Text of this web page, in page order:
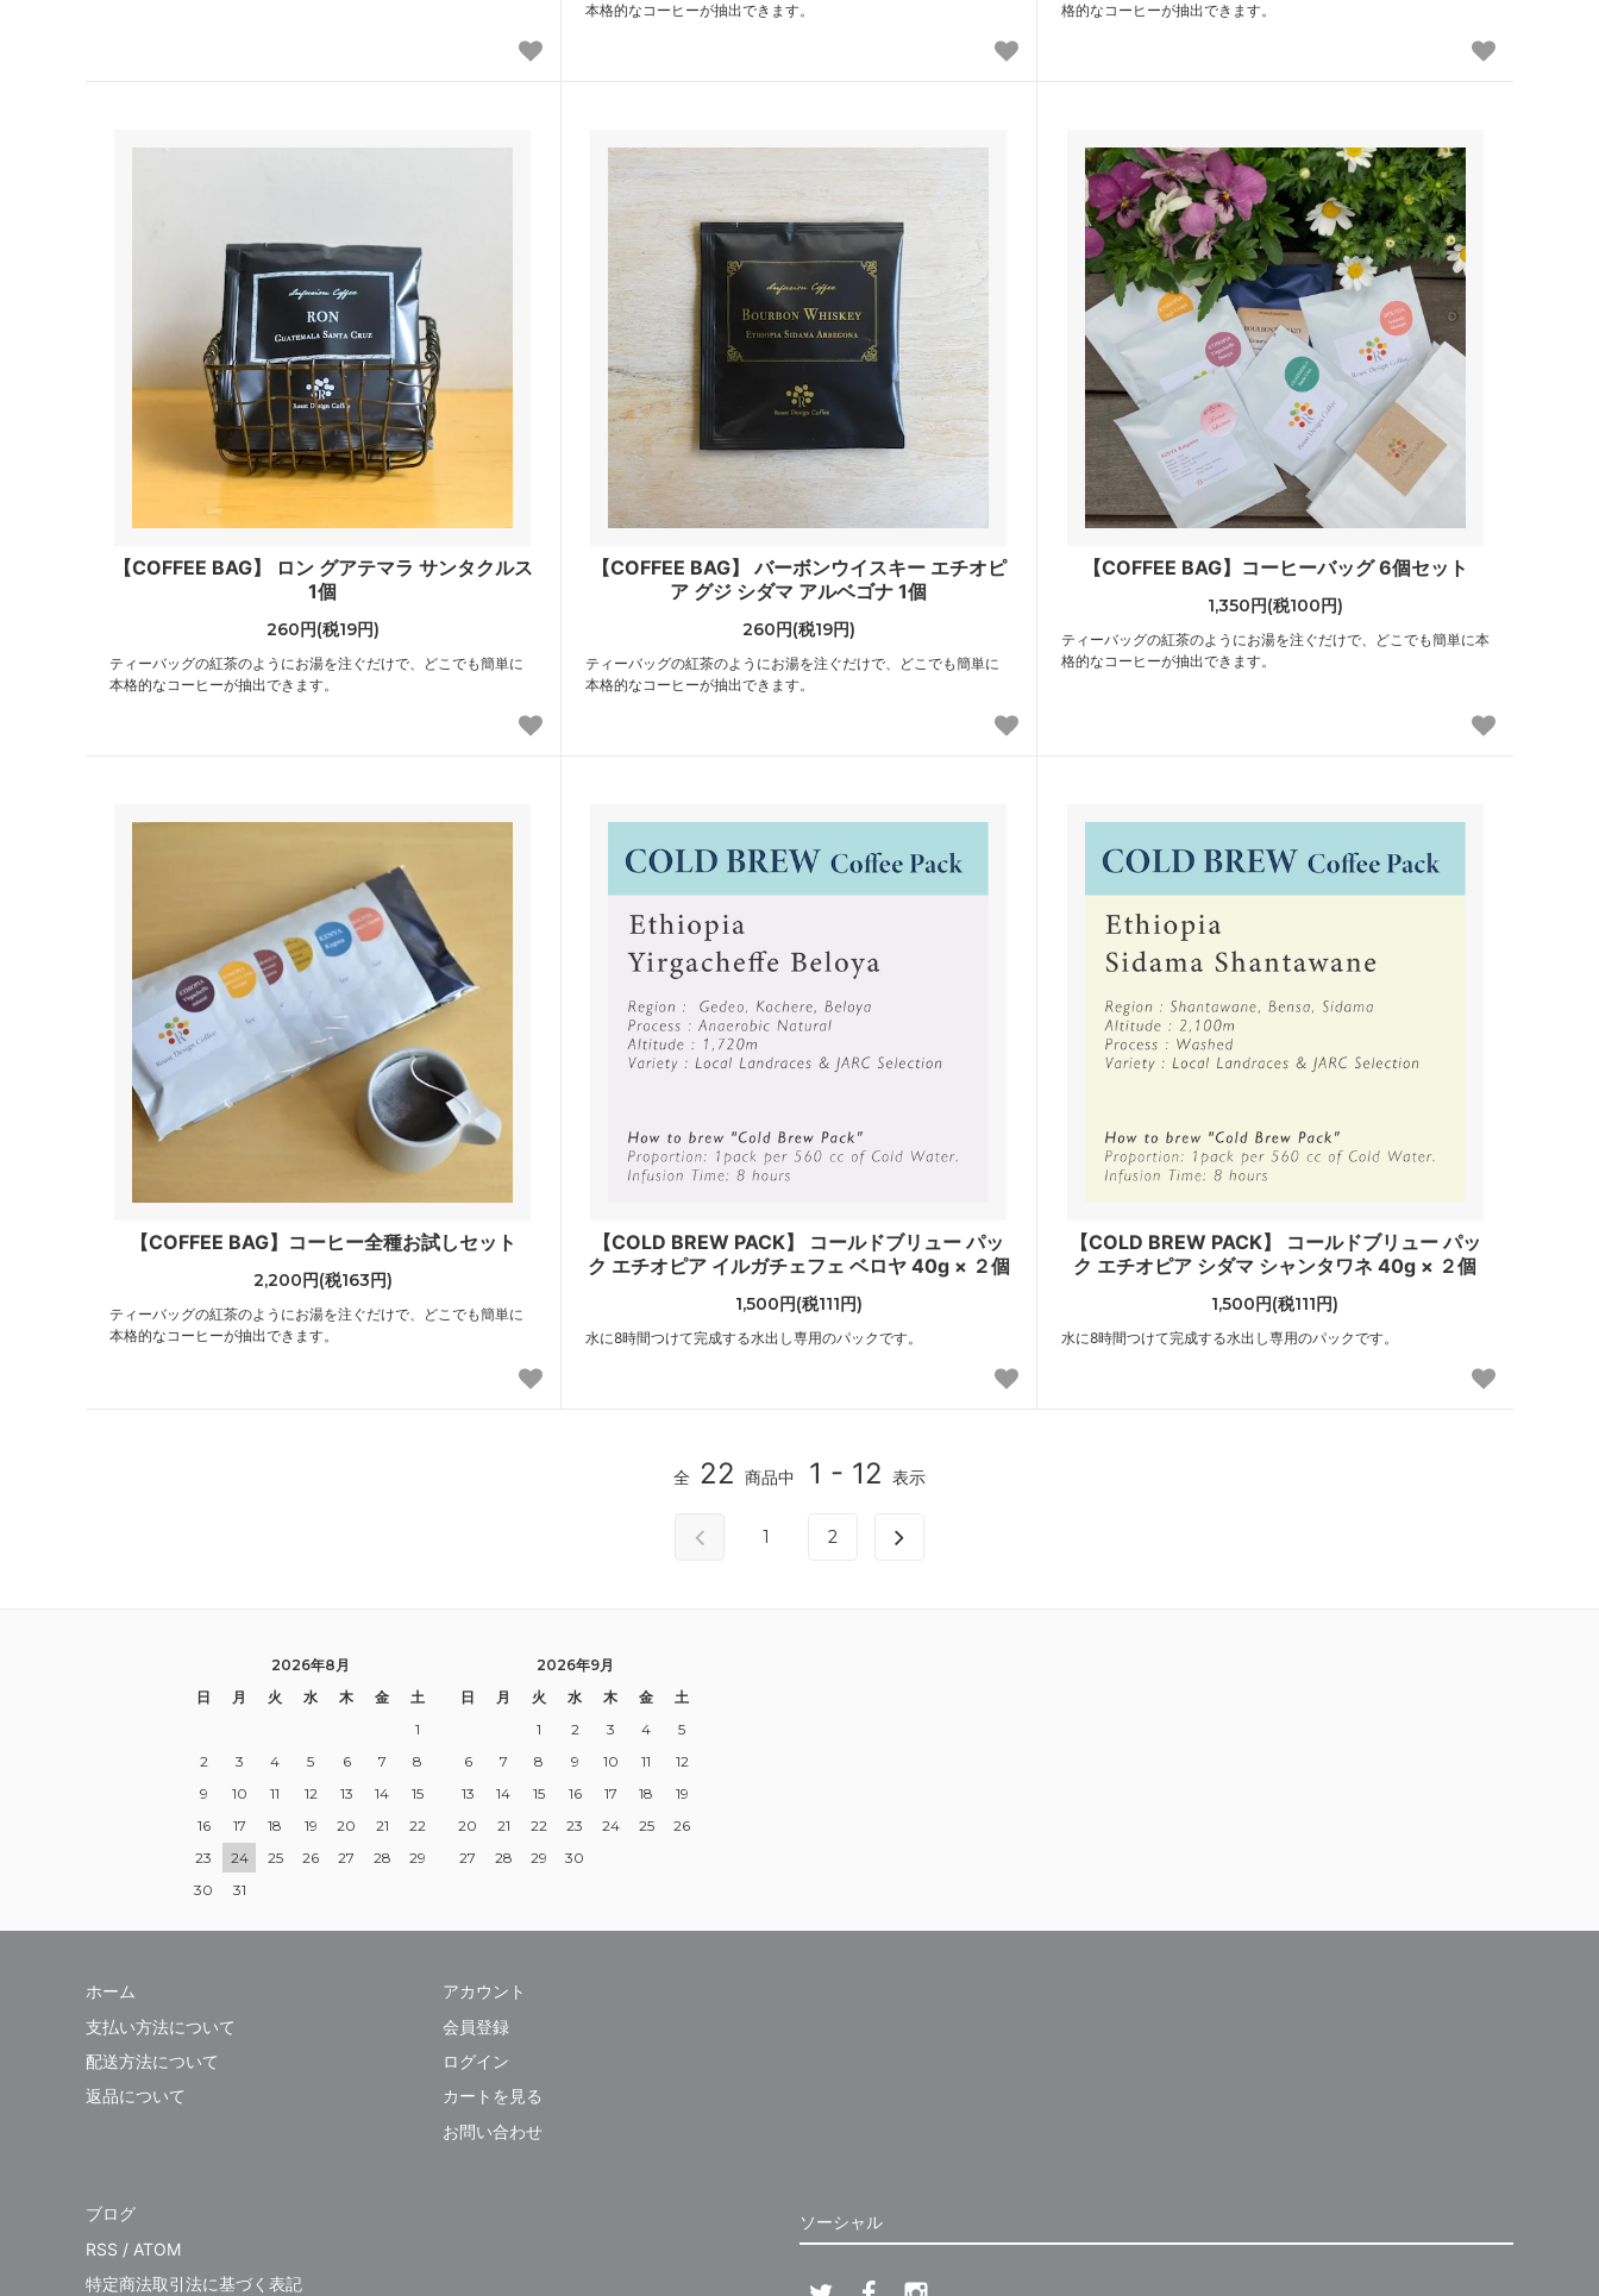
本格的なコーヒーが抽出できます。
格的なコーヒーが抽出できます。
【COFFEE BAG】 ロン グアテマラ サンタクルス
1個
260円(税19円)
ティーバッグの紅茶のようにお湯を注ぐだけで、どこでも簡単に
本格的なコーヒーが抽出できます。
【COFFEE BAG】 バーボンウイスキー エチオピ
ア グジ シダマ アルベゴナ 1個
260円(税19円)
ティーバッグの紅茶のようにお湯を注ぐだけで、どこでも簡単に
本格的なコーヒーが抽出できます。
【COFFEE BAG】コーヒーバッグ 6個セット
1,350円(税100円)
ティーバッグの紅茶のようにお湯を注ぐだけで、どこでも簡単に本
格的なコーヒーが抽出できます。
【COFFEE BAG】コーヒー全種お試しセット
2,200円(税163円)
ティーバッグの紅茶のようにお湯を注ぐだけで、どこでも簡単に
本格的なコーヒーが抽出できます。
【COLD BREW PACK】 コールドブリュー パッ
ク エチオピア イルガチェフェ ベロヤ 40g × ２個
1,500円(税111円)
水に8時間つけて完成する水出し専用のパックです。
【COLD BREW PACK】 コールドブリュー パッ
ク エチオピア シダマ シャンタワネ 40g × ２個
1,500円(税111円)
水に8時間つけて完成する水出し専用のパックです。
全 22 商品中 1 - 12 表示
1 2
2026年8月
日
月 火 水 木 金
土
1
2
3 4 5 6 7
8
9
10 11 12 13 14
15
16
17 18 19 20 21
22
23
24 25 26 27 28
29
30
31
2026年9月
日
月 火 水 木 金
土
1
2 3 4
5
6
7 8 9 10 11
12
13
14 15 16 17 18
19
20
21 22 23 24 25
26
27
28 29 30
ホーム
支払い方法について
配送方法について
返品について
アカウント
会員登録
ログイン
カートを見る
お問い合わせ
ソーシャル
ブログ
RSS / ATOM
特定商法取引法に基づく表記